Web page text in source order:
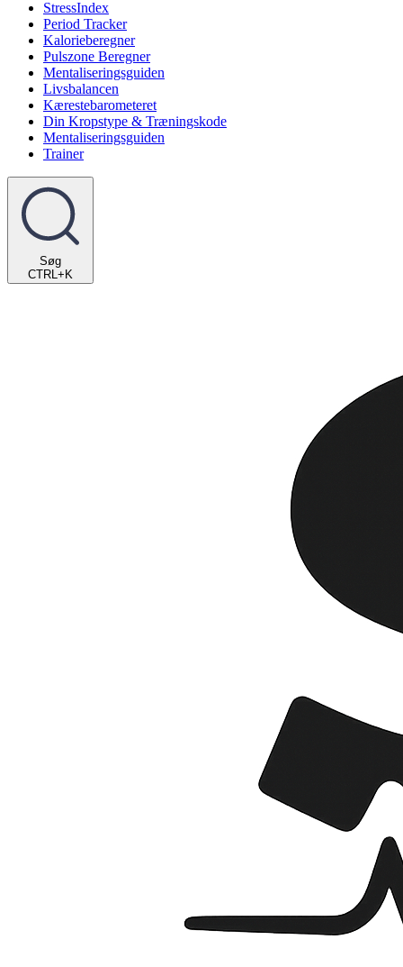
StressIndex
Period Tracker
Kalorieberegner
Pulszone Beregner
Mentaliseringsguiden
Livsbalancen
Kærestebarometeret
Din Kropstype & Træningskode
Mentaliseringsguiden
Trainer
Søg
CTRL+K